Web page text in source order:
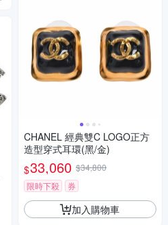
CHANEL 經典雙C LOGO正方
造型穿式耳環(黑/金)
$33,060 $34,800
限時下殺
券
加入購物車